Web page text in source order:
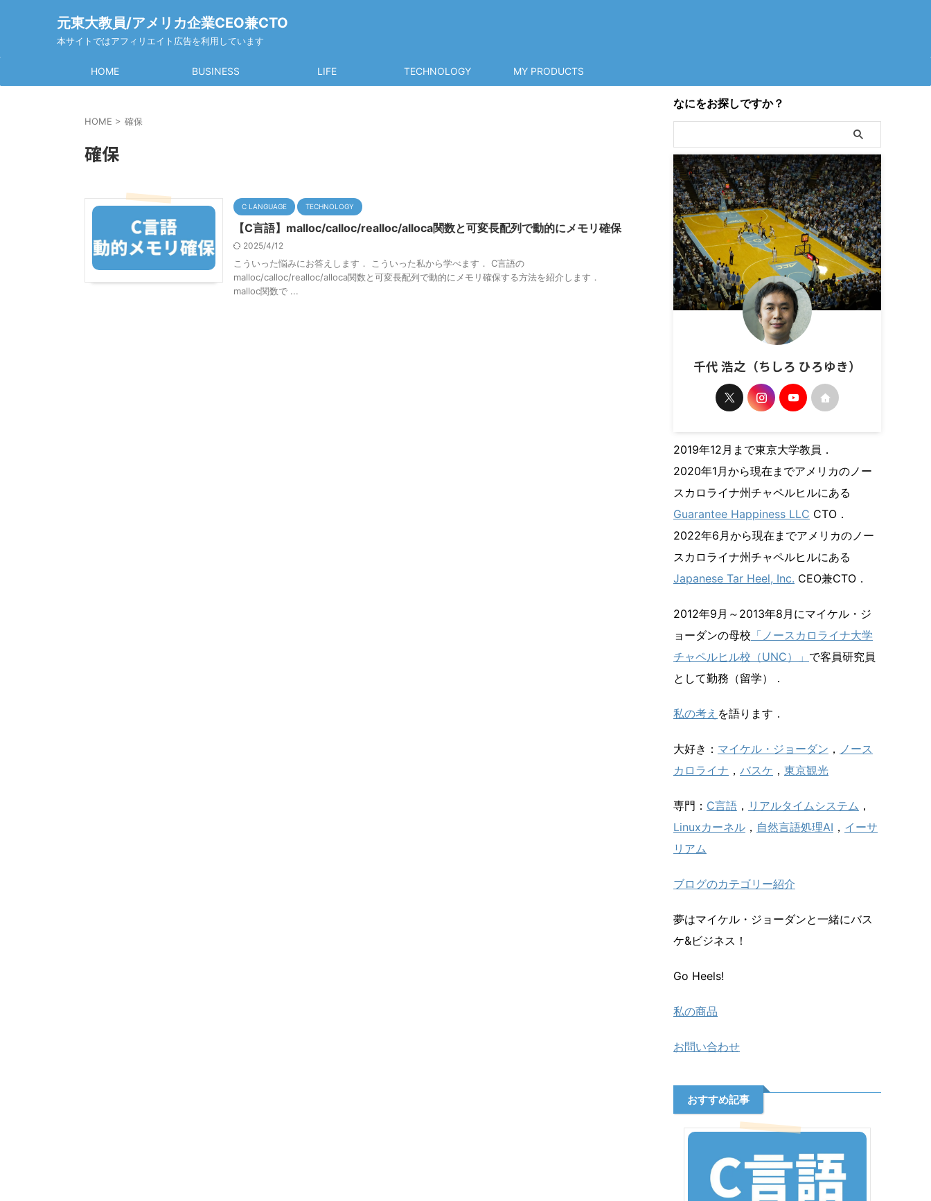
元東大教員/アメリカ企業CEO兼CTO
本サイトではアフィリエイト広告を利用しています
HOME BUSINESS LIFE TECHNOLOGY MY PRODUCTS
HOME > 確保
確保
C LANGUAGE TECHNOLOGY
【C言語】malloc/calloc/realloc/alloca関数と可変長配列で動的にメモリ確保
2025/4/12
こういった悩みにお答えします． こういった私から学べます． C言語の
malloc/calloc/realloc/alloca関数と可変長配列で動的にメモリ確保する方法を紹介します．
malloc関数で ...
なにをお探しですか？
千代 浩之（ちしろ ひろゆき）
2019年12月まで東京大学教員．
2020年1月から現在までアメリカのノー
スカロライナ州チャペルヒルにある
Guarantee Happiness LLC CTO．
2022年6月から現在までアメリカのノー
スカロライナ州チャペルヒルにある
Japanese Tar Heel, Inc. CEO兼CTO．
2012年9月～2013年8月にマイケル・ジ
ョーダンの母校 「ノースカロライナ大学
チャペルヒル校（UNC）」 で客員研究員
として勤務（留学）．
私の考え を語ります．
大好き： マイケル・ジョーダン ， ノース
カロライナ ， バスケ ， 東京観光
専門： C言語 ， リアルタイムシステム ，
Linuxカーネル ， 自然言語処理AI ， イーサ
リアム
ブログのカテゴリー紹介
夢はマイケル・ジョーダンと一緒にバス
ケ&ビジネス！
Go Heels!
私の商品
お問い合わせ
おすすめ記事